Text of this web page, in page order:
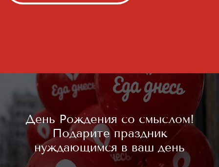
День Рождения со смыслом!
Подарите праздник
нуждающимся в ваш день